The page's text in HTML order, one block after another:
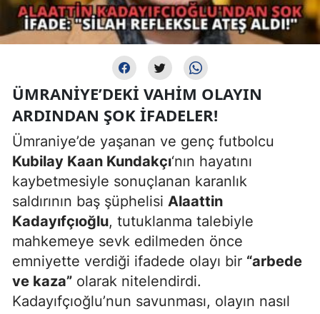
ÜMRANIYE’DEKI VAHIM OLAYIN
ARDINDAN ŞOK İFADELER!
Ümraniye’de yaşanan ve genç futbolcu
Kubilay Kaan Kundakçı‘nın hayatını
kaybetmesiyle sonuçlanan karanlık
saldırının baş şüphelisi Alaattin
Kadayıfçıoğlu, tutuklanma talebiyle
mahkemeye sevk edilmeden önce
emniyette verdiği ifadede olayı bir “arbede
ve kaza” olarak nitelendirdi.
Kadayıfçıoğlu’nun savunması, olayın nasıl